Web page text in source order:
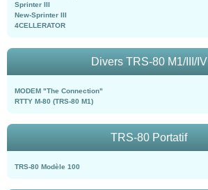
Sprinter III
New-Sprinter III
4CELLERATOR
Divers TRS-80 M1/III/IV
MODEM "The Connection"
RTTY M-80 (TRS-80 M1)
TRS-80 Portatif
TRS-80 Modèle 100